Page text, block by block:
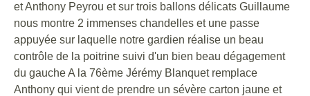
et Anthony Peyrou et sur trois ballons délicats Guillaume
nous montre 2 immenses chandelles et une passe
appuyée sur laquelle notre gardien réalise un beau
contrôle de la poitrine suivi d'un bien beau dégagement
du gauche A la 76ème Jérémy Blanquet remplace
Anthony qui vient de prendre un sévère carton jaune et